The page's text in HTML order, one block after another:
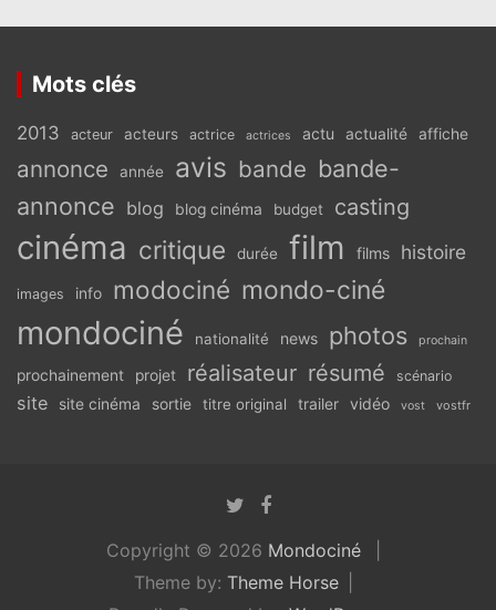
Mots clés
2013 acteur acteurs actrice actrices actu actualité affiche
annonce année avis bande bande-
annonce blog blog cinéma budget casting
cinéma critique durée film films histoire
images info modociné mondo-ciné
mondociné nationalité news photos prochain
prochainement projet réalisateur résumé scénario
site site cinéma sortie titre original trailer vidéo vost vostfr
Copyright © 2026 Mondociné
Theme by: Theme Horse